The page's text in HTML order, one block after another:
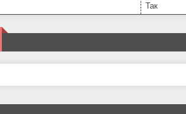
Так